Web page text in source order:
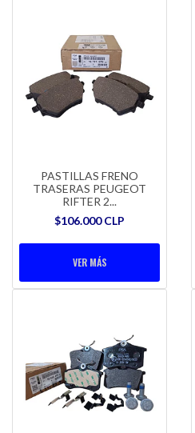
PASTILLAS FRENO
TRASERAS PEUGEOT
RIFTER 2...
$106.000 CLP
VER MÁS